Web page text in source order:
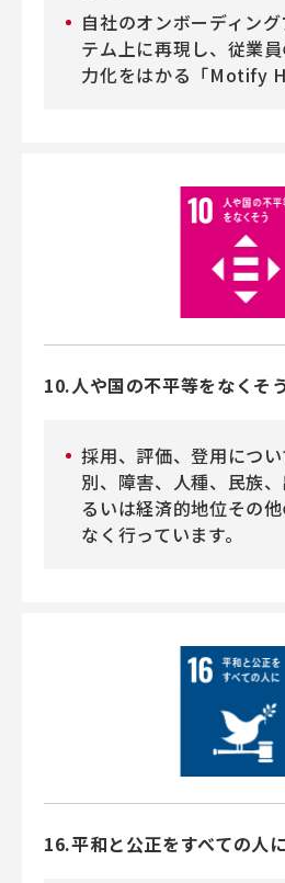
自社のオンボーディン
テム上に再現し、従業
力化をはかる「Motify
10.人や国の不平等をなくそう
採用、評価、登用につ
別、障害、人種、民族
るいは経済的地位その
なく行っています。
16.平和と公正をすべての人